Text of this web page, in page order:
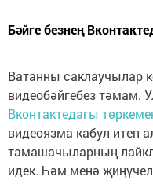
Бәйге безнең
Ватанны саклаучылар
видеобәйгебез тәмам.
Вконтактедагы
видеоязма кабул итеп
тамашачыларның
идек. Һәм менә